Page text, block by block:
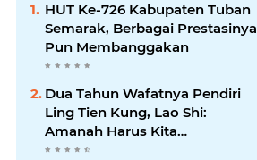
HUT Ke-726 Kabupaten Tuban
Semarak, Berbagai Prestasinya
Pun Membanggakan
Dua Tahun Wafatnya Pendiri
Ling Tien Kung, Lao Shi:
Amanah Harus Kita
Laksanakan!